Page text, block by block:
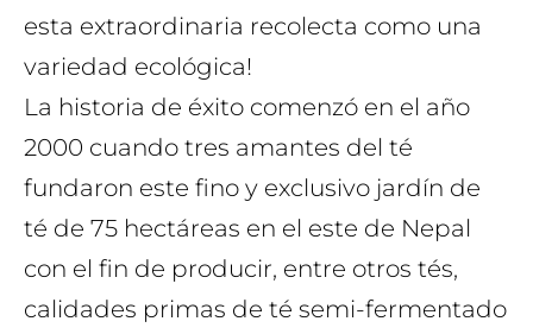
esta extraordinaria recolecta como una
variedad ecológica!
La historia de éxito comenzó en el año
2000 cuando tres amantes del té
fundaron este fino y exclusivo jardín de
té de 75 hectáreas en el este de Nepal
con el fin de producir, entre otros tés,
calidades primas de té semi-fermentado